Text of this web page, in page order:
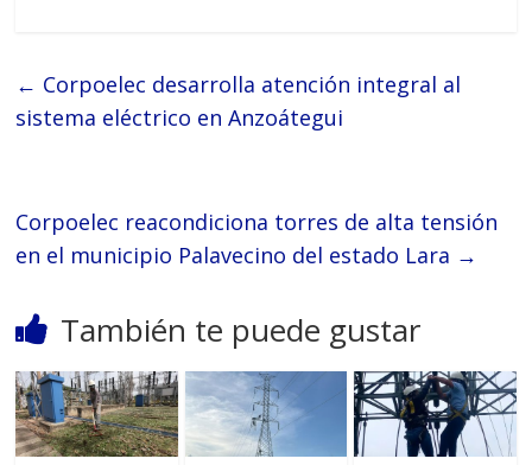
← Corpoelec desarrolla atención integral al
sistema eléctrico en Anzoátegui
Corpoelec reacondiciona torres de alta tensión
en el municipio Palavecino del estado Lara →
También te puede gustar